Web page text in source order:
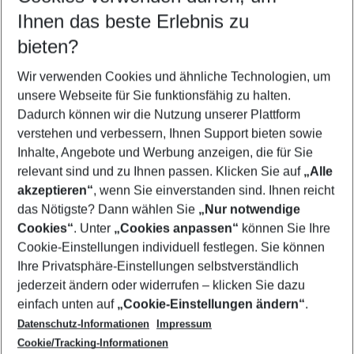
Reisezeitraum wählen
08.08.26– 06.08.27 5-8 Nächte
2 Erwachsene Keine Kinder
Mehr Filter anzeigen
Footer
Footer navigation
Über uns
AGB
Cookie-Einstellungen ändern
Cookie-Richtlinie
Datenschutz
Service & Hilfe
Barrierefreies Reisen
Check-in
Folgen Sie uns
Ihnen das beste Erlebnis zu
bieten?
Wir verwenden Cookies und ähnliche Technologien, um
unsere Webseite für Sie funktionsfähig zu halten.
Dadurch können wir die Nutzung unserer Plattform
verstehen und verbessern, Ihnen Support bieten sowie
Inhalte, Angebote und Werbung anzeigen, die für Sie
relevant sind und zu Ihnen passen. Klicken Sie auf „Alle
akzeptieren“, wenn Sie einverstanden sind. Ihnen reicht
das Nötigste? Dann wählen Sie „Nur notwendige
Cookies“. Unter „Cookies anpassen“ können Sie Ihre
Cookie-Einstellungen individuell festlegen. Sie können
Ihre Privatsphäre-Einstellungen selbstverständlich
jederzeit ändern oder widerrufen – klicken Sie dazu
einfach unten auf „Cookie-Einstellungen ändern“.
Datenschutz-Informationen
Impressum
Cookie/Tracking-Informationen